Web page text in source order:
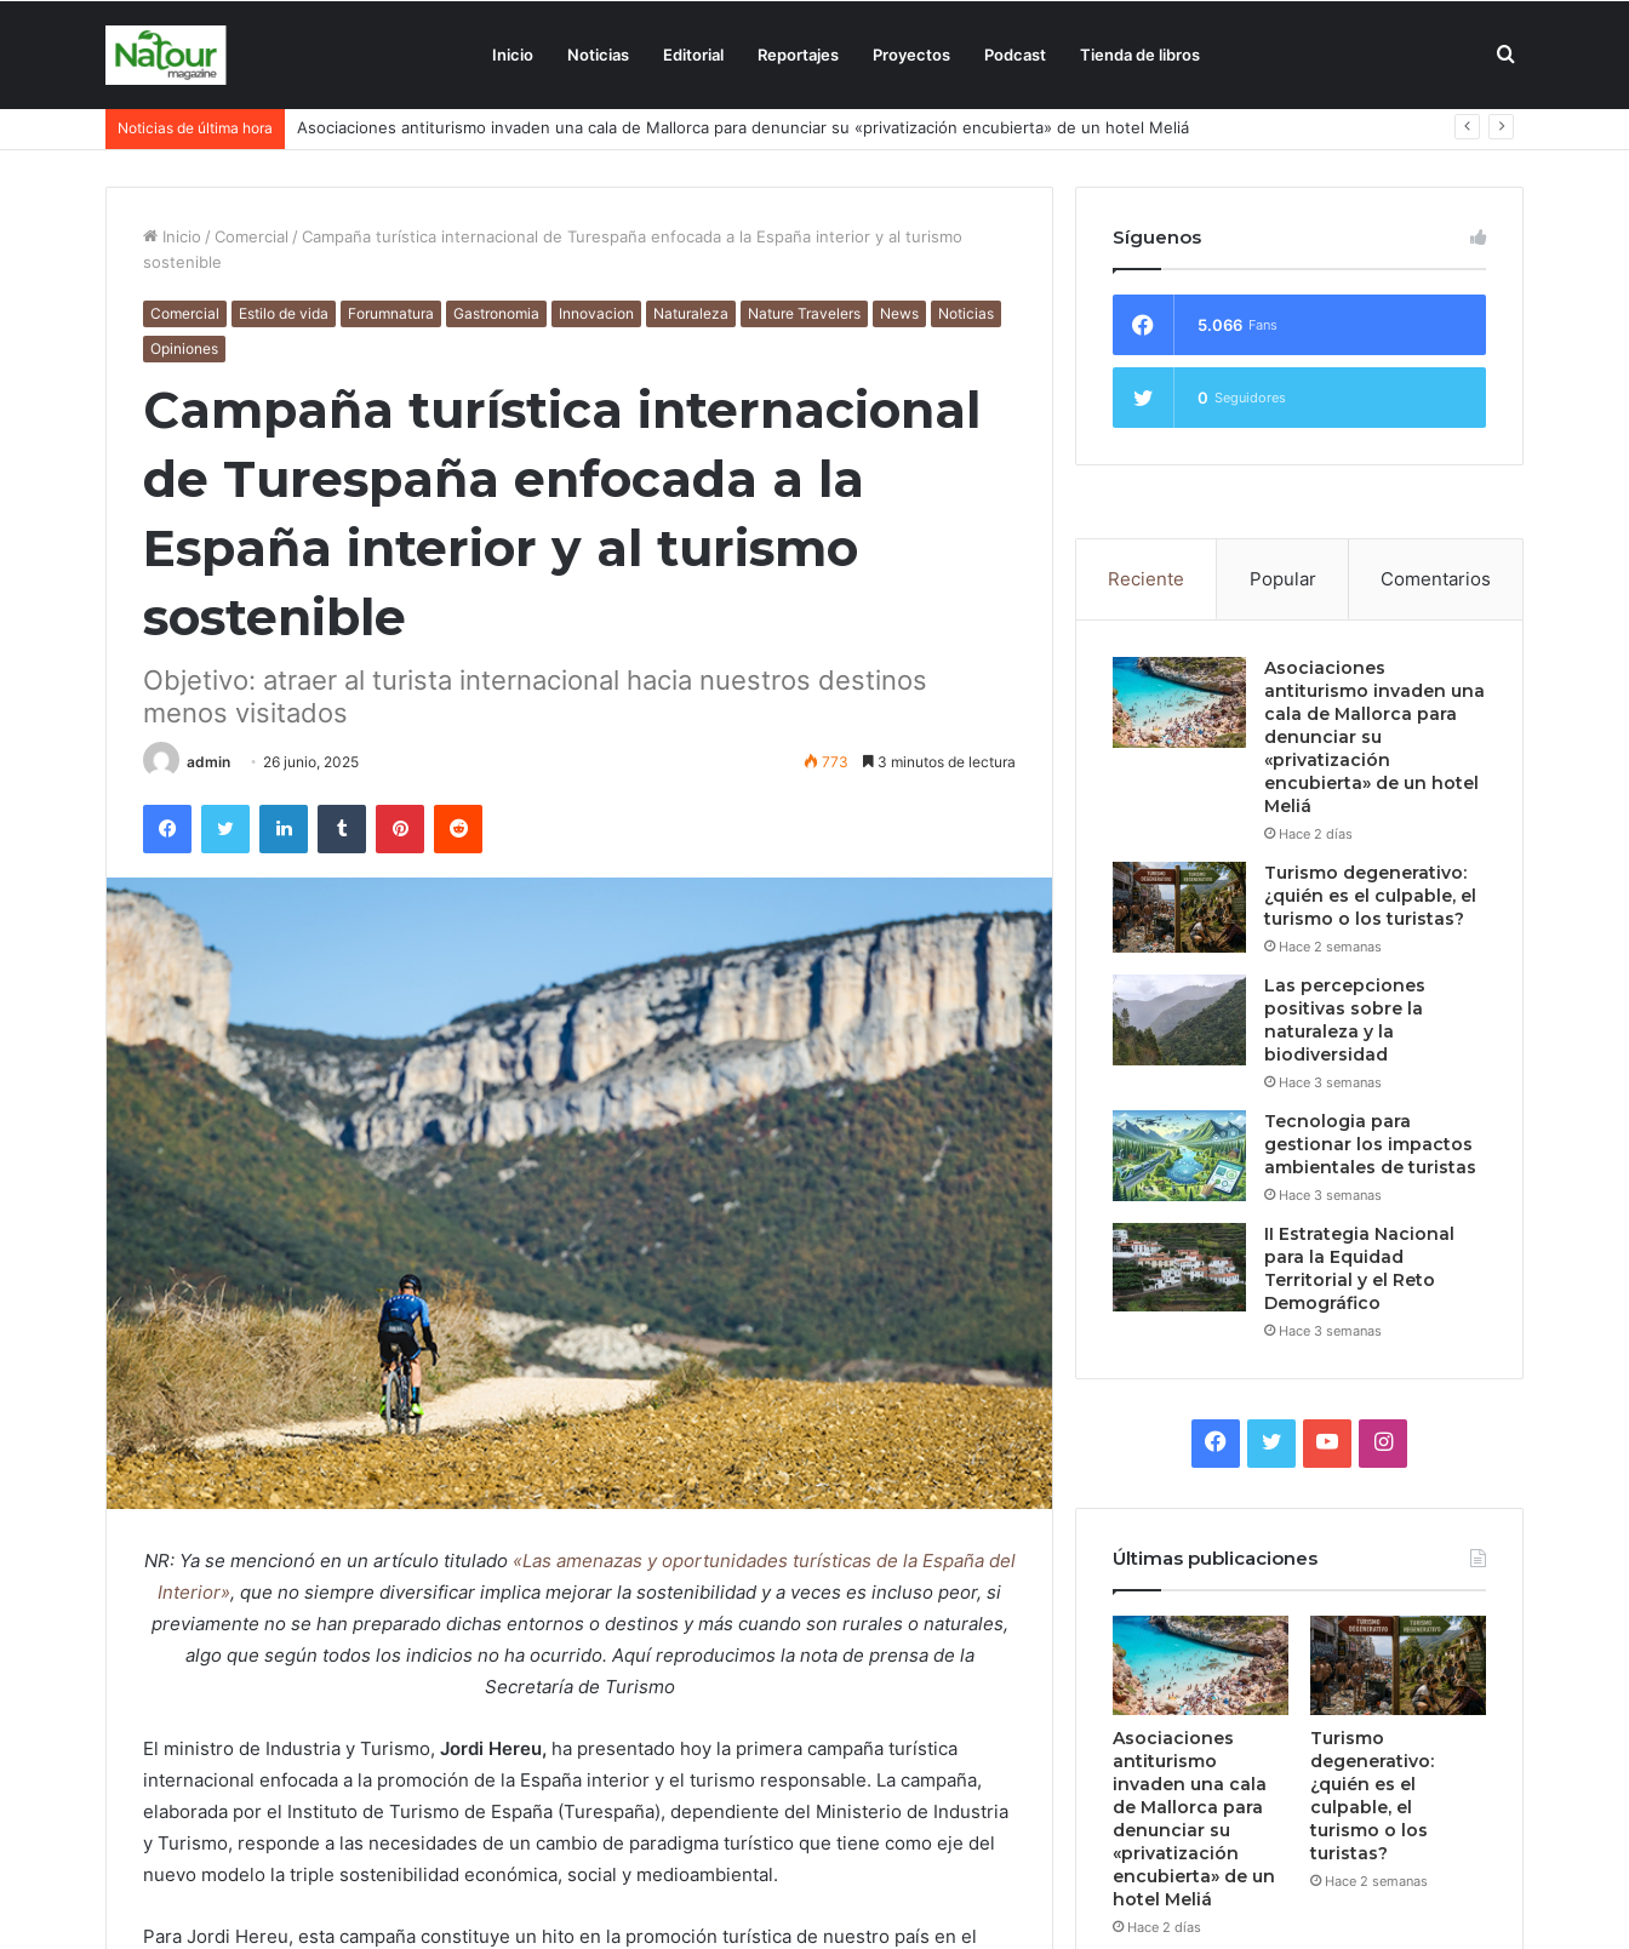
Inicio Noticias Editorial Reportajes Proyectos Podcast Tienda de libros Buscar
Noticias de última hora Asociaciones antiturismo invaden una cala de Mallorca para denunciar su «privatización encubierta» de un hotel Meliá
Inicio / Comercial / Campaña turística internacional de Turespaña enfocada a la España interior y al turismo
sostenible
Comercial Estilo de vida Forumnatura Gastronomia Innovacion Naturaleza Nature Travelers News
Noticias
Opiniones
Campaña turística internacional
de Turespaña enfocada a la
España interior y al turismo
sostenible
Objetivo: atraer al turista internacional hacia nuestros destinos
menos visitados
admin 26 junio, 2025 773 3 minutos de lectura
FacebookTwitter LinkedInTumblr PinterestReddit
NR: Ya se mencionó en un artículo titulado «Las amenazas y oportunidades turísticas de la España del
Interior», que no siempre diversificar implica mejorar la sostenibilidad y a veces es incluso peor, si
previamente no se han preparado dichas entornos o destinos y más cuando son rurales o naturales,
algo que según todos los indicios no ha ocurrido. Aquí reproducimos la nota de prensa de la
Secretaría de Turismo
El ministro de Industria y Turismo, Jordi Hereu, ha presentado hoy la primera campaña turística
internacional enfocada a la promoción de la España interior y el turismo responsable. La campaña,
elaborada por el Instituto de Turismo de España (Turespaña), dependiente del Ministerio de Industria
y Turismo, responde a las necesidades de un cambio de paradigma turístico que tiene como eje del
nuevo modelo la triple sostenibilidad económica, social y medioambiental.
Para Jordi Hereu, esta campaña constituye un hito en la promoción turística de nuestro país en el
Síguenos
5.066 Fans
0 Seguidores
Reciente Popular Comentarios
Asociaciones
antiturismo invaden una
cala de Mallorca para
denunciar su
«privatización
encubierta» de un hotel
Meliá
Hace 2 días
Turismo degenerativo:
¿quién es el culpable, el
turismo o los turistas?
Hace 2 semanas
Las percepciones
positivas sobre la
naturaleza y la
biodiversidad
Hace 3 semanas
Tecnologia para
gestionar los impactos
ambientales de turistas
Hace 3 semanas
II Estrategia Nacional
para la Equidad
Territorial y el Reto
Demográfico
Hace 3 semanas
Facebook
TwitterYouTubeInstagram
Últimas publicaciones
Asociaciones
antiturismo
invaden una cala
de Mallorca para
denunciar su
«privatización
encubierta» de un
hotel Meliá
Hace 2 días
Turismo
degenerativo:
¿quién es el
culpable, el
turismo o los
turistas?
Hace 2 semanas